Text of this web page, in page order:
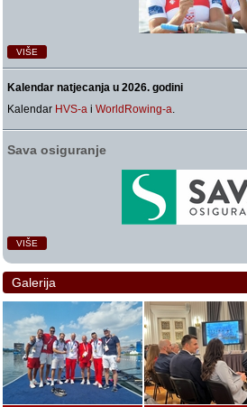
VIŠE
Kalendar natjecanja u 2026. godini
Kalendar HVS-a iWorldRowing-a.
Sava osiguranje
VIŠE
Galerija